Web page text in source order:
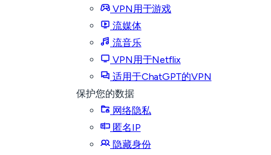
VPN用于游戏
流媒体
流音乐
VPN用于Netflix
适用于ChatGPT的VPN
保护您的数据
网络隐私
匿名IP
隐藏身份